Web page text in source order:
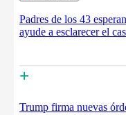
Padres de los 43
ayude a esclarecer el
+
Trump firma nuevas